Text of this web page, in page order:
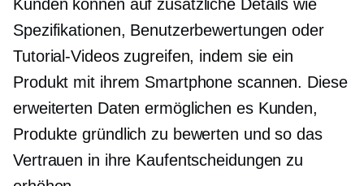
Kunden können auf zusätzliche Details wie
Spezifikationen, Benutzerbewertungen oder
Tutorial-Videos zugreifen, indem sie ein
Produkt mit ihrem Smartphone scannen. Diese
erweiterten Daten ermöglichen es Kunden,
Produkte gründlich zu bewerten und so das
Vertrauen in ihre Kaufentscheidungen zu